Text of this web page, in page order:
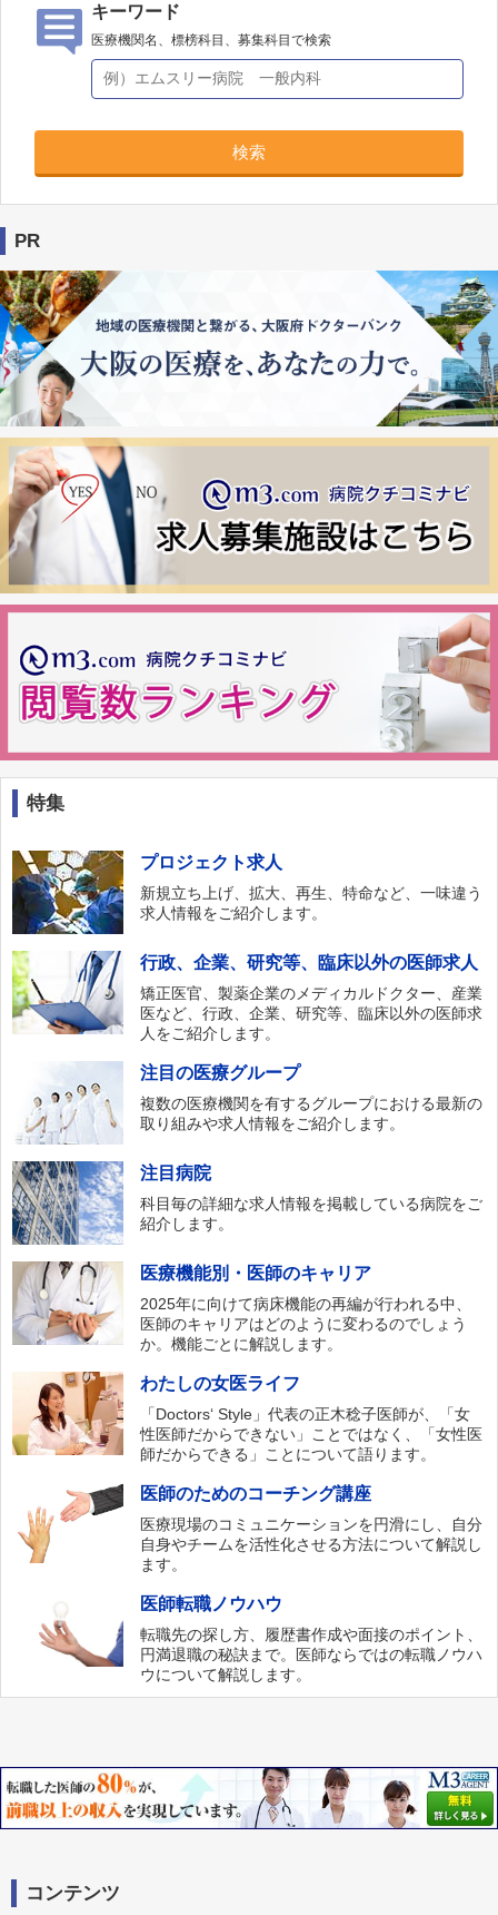
キーワード
医療機関名、標榜科目、募集科目で検索
検索
PR
特集
プロジェクト求人
新規立ち上げ、拡大、再生、特命など、一味違う
求人情報をご紹介します。
行政、企業、研究等、臨床以外の医師求人
矯正医官、製薬企業のメディカルドクター、産業
医など、行政、企業、研究等、臨床以外の医師求
人をご紹介します。
注目の医療グループ
複数の医療機関を有するグループにおける最新の
取り組みや求人情報をご紹介します。
注目病院
科目毎の詳細な求人情報を掲載している病院をご
紹介します。
医療機能別・医師のキャリア
2025年に向けて病床機能の再編が行われる中、
医師のキャリアはどのように変わるのでしょう
か。機能ごとに解説します。
わたしの女医ライフ
「Doctors‘ Style」代表の正木稔子医師が、「女
性医師だからできない」ことではなく、「女性医
師だからできる」ことについて語ります。
医師のためのコーチング講座
医療現場のコミュニケーションを円滑にし、自分
自身やチームを活性化させる方法について解説し
ます。
医師転職ノウハウ
転職先の探し方、履歴書作成や面接のポイント、
円満退職の秘訣まで。医師ならではの転職ノウハ
ウについて解説します。
コンテンツ